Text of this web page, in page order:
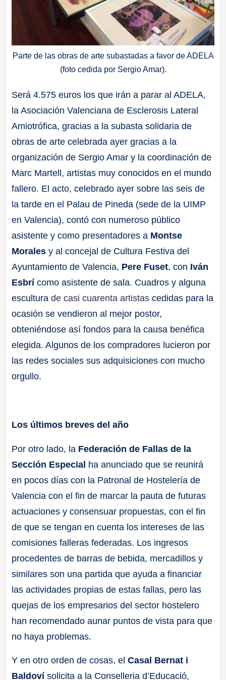
Parte de las obras de arte subastadas a favor de ADELA
(foto cedida por Sergio Amar).
Será 4.575 euros los que irán a parar al ADELA,
la Asociación Valenciana de Esclerosis Lateral
Amiotrófica, gracias a la subasta solidaria de
obras de arte celebrada ayer gracias a la
organización de Sergio Amar y la coordinación de
Marc Martell, artistas muy conocidos en el mundo
fallero. El acto, celebrado ayer sobre las seis de
la tarde en el Palau de Pineda (sede de la UIMP
en Valencia), contó con numeroso público
asistente y como presentadores a Montse
Morales y al concejal de Cultura Festiva del
Ayuntamiento de Valencia, Pere Fuset, con Iván
Esbrí como asistente de sala. Cuadros y alguna
esculturade casi cuarenta artistas cedidas para la
ocasión se vendieron al mejor postor,
obteniéndose así fondos para la causa benéfica
elegida. Algunos de los compradores lucieron por
las redes sociales sus adquisiciones con mucho
orgullo.
Los últimos breves del año
Por otro lado, la Federación de Fallas de la
Sección Especial ha anunciado que se reunirá
en pocos días con la Patronal de Hostelería de
Valencia con el fin de marcar la pauta de futuras
actuaciones y consensuar propuestas, con el fin
de que se tengan en cuenta los intereses de las
comisiones falleras federadas. Los ingresos
procedentes de barras de bebida, mercadillos y
similares son una partida que ayuda a financiar
las actividades propias de estas fallas, pero las
quejas de los empresarios del sector hostelero
han recomendado aunar puntos de vista para que
no haya problemas.
Y en otro orden de cosas, elCasal Bernat i
Baldoví solicita a la Conselleria d’Educació,